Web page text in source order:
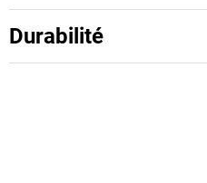
Durabilité